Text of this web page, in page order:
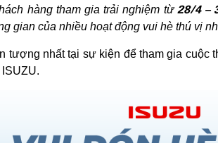
hàng tham gia trải nghiệm từ 28/4 –
gian của nhiều hoạt động vui hè thú vị
tượng nhất tại sự kiện để tham gia cuộc